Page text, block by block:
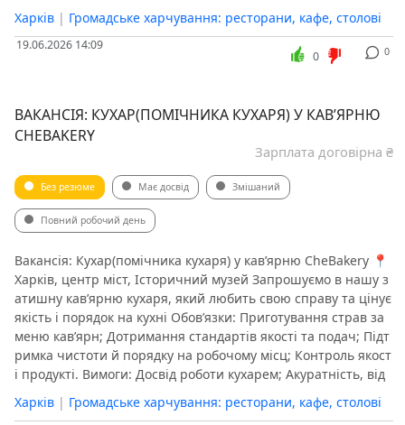
Харків | Громадське харчування: ресторани, кафе, столові
19.06.2026 14:09 0
0
ВАКАНСІЯ: КУХАР(ПОМІЧНИКА КУХАРЯ) У КАВ’ЯРНЮ
CHEBAKERY
Зарплата договірна ₴
Без резюме Має досвід Змішаний
Повний робочий день
Вакансія: Кухар(помічника кухаря) у кав’ярню CheBakery 📍
Харків, центр міст, Історичний музей Запрошуємо в нашу з
атишну кав’ярню кухаря, який любить свою справу та цінує
якість і порядок на кухні Обов’язки: Приготування страв за
меню кав’ярн; Дотримання стандартів якості та подач; Підт
римка чистоти й порядку на робочому місц; Контроль якост
і продукті. Вимоги: Досвід роботи кухарем; Акуратність, від
Харків | Громадське харчування: ресторани, кафе, столові